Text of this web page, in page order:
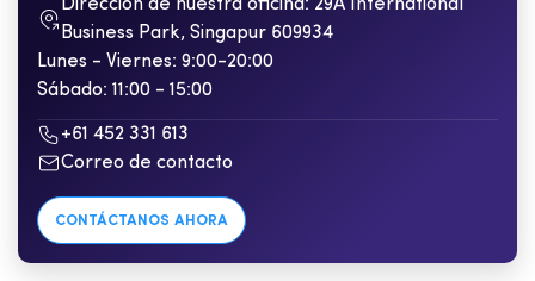
Dirección de nuestra oficina: 29A International
Business Park, Singapur 609934
Lunes - Viernes: 9:00-20:00
Sábado: 11:00 - 15:00
+61 452 331 613
Correo de contacto
CONTÁCTANOS AHORA